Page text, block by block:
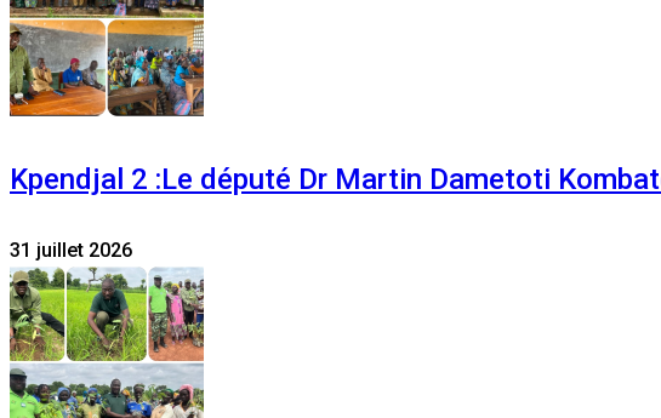
Kpendjal 2 :Le député Dr Martin Dametoti
31 juillet 2026